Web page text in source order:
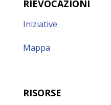
RIEVOCAZIONI
Iniziative
Mappa
RISORSE